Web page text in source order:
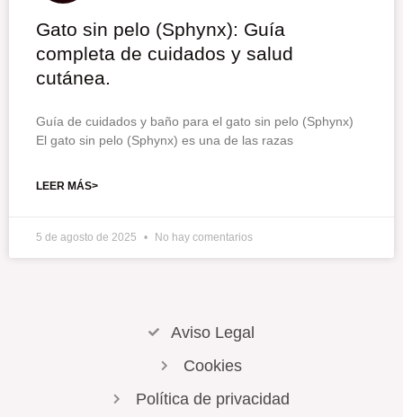
Gato sin pelo (Sphynx): Guía
completa de cuidados y salud
cutánea.
Guía de cuidados y baño para el gato sin pelo (Sphynx)
El gato sin pelo (Sphynx) es una de las razas
LEER MÁS>
5 de agosto de 2025 No hay comentarios
Aviso Legal
Cookies
Política de privacidad